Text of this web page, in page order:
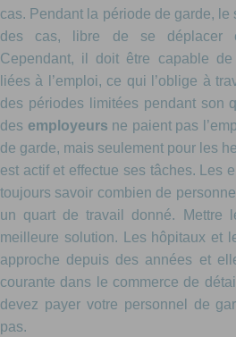
cas. Pendant la période de garde,
des cas, libre de se déplacer
Cependant, il doit être capable
liées à l’emploi, ce qui l’oblige à
des périodes limitées pendant son
des employeurs ne paient pas
de garde, mais seulement pour les
est actif et effectue ses tâches. Les
toujours savoir combien de
un quart de travail donné. Mettre
meilleure solution. Les hôpitaux et
approche depuis des années et
courante dans le commerce de
devez payer votre personnel de
pas.